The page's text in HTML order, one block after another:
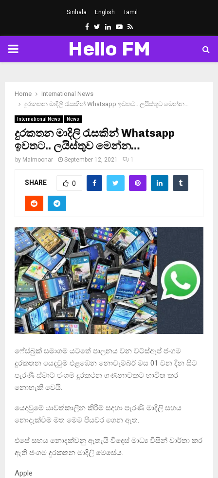
Sinhala English Tamil
Facebook
Twitter
LinkedinYoutube
Rss
PRIMARY
Hello FM
Home
International News
දුරකතන මාදිලි රැසකින් Whatsapp ඉවතට.. ලයිස්තුව මෙන්න…
International News News
දුරකතන මාදිලි රැසකින් Whatsapp
ඉවතට.. ලයිස්තුව මෙන්න…
by Maimoonar September 12, 2021 1
SHARE 0
ෆේස්බුක් සමාගම යටතේ පාලනය වන වට්ස්ඇප් ජංගම
දුරකතන යෙදවුම එළඹෙන නොවැම්බර් මස 01 වන දින සිට
පැරණි ස්මාට් ජංගම දුරකථන ගණනාවකට භාවිත කර
නොහැකි වෙයි.
යෙදවුමේ යාවත්කාලීන කිරීම් සදහා පැරණි මාදිලි සහය
නොදැක්වීම මත මෙම පියවර ගෙන ඇත.
එසේ සහය නොදක්වනු ඇතැයි විදෙස් මාධ්‍ය විසින් වාර්තා කර
ඇති ජංගම දුරකතන මාදිලි මෙසේය.
Apple